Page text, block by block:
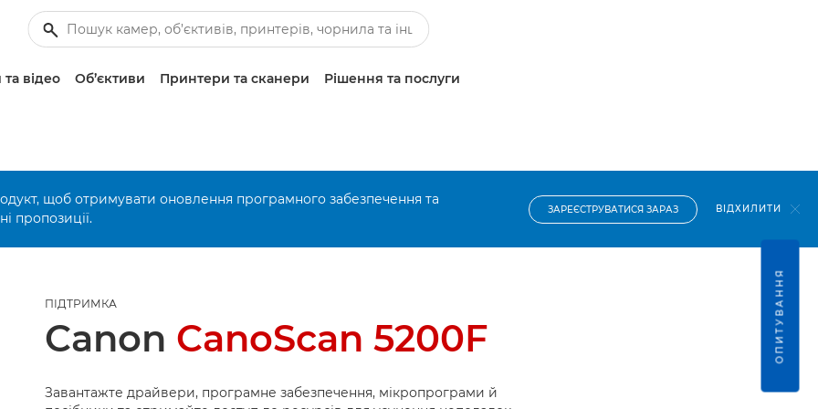
відео Об’єктиви Принтери та сканери Рішення та послуги
щоб отримувати оновлення програмного забезпечення та
пропозиції.
ЗАРЕЄСТРУВАТИСЯ ЗАРАЗ ВІДХИЛИТИ
ПІДТРИМКА
Canon CanoScan 5200F
Завантажте драйвери, програмне забезпечення, мікропрограми й
ОПИТУВАННЯ